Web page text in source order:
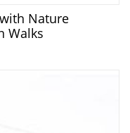
Nature
Walks